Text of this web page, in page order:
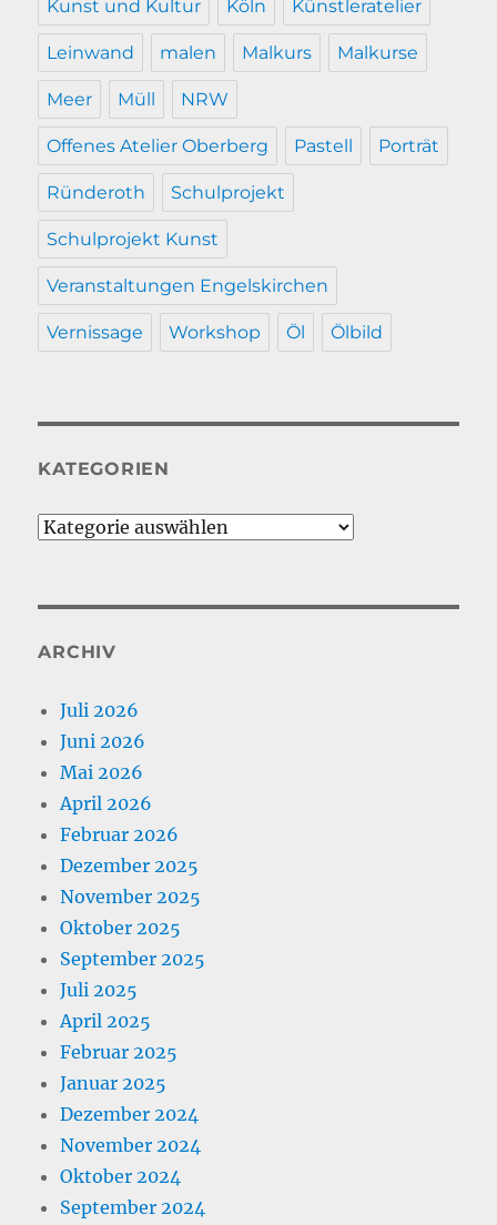
Kunst und Kultur Köln Künstleratelier
Leinwand malen Malkurs Malkurse
Meer Müll NRW
Offenes Atelier Oberberg Pastell Porträt
Ründeroth Schulprojekt
Schulprojekt Kunst
Veranstaltungen Engelskirchen
Vernissage Workshop Öl Ölbild
KATEGORIEN
Kategorien
ARCHIV
Juli 2026
Juni 2026
Mai 2026
April 2026
Februar 2026
Dezember 2025
November 2025
Oktober 2025
September 2025
Juli 2025
April 2025
Februar 2025
Januar 2025
Dezember 2024
November 2024
Oktober 2024
September 2024